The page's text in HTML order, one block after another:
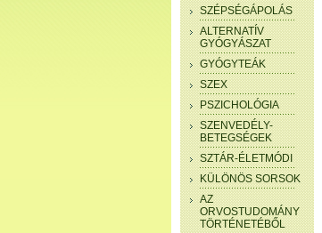
SZÉPSÉGÁPOLÁS
ALTERNATÍV
GYÓGYÁSZAT
GYÓGYTEÁK
SZEX
PSZICHOLÓGIA
SZENVEDÉLY-
BETEGSÉGEK
SZTÁR-ÉLETMÓDI
KÜLÖNÖS SORSOK
AZ
ORVOSTUDOMÁNY
TÖRTÉNETÉBŐL